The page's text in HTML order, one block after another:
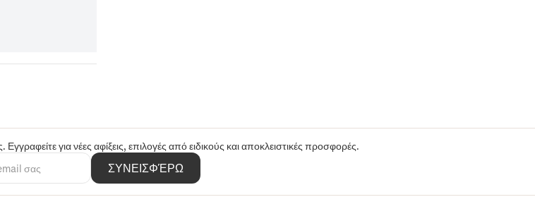
για νέες αφίξεις, επιλογές από ειδικούς και αποκλειστικές προσφορές.
ΣΥΝΕΙΣΦΈΡΩ